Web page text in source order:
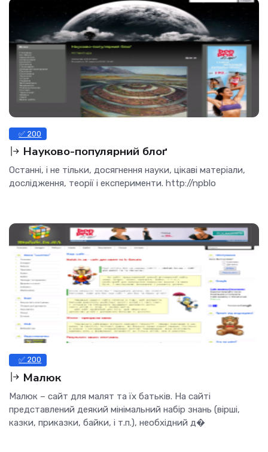
✅ 200
Науково-популярний блоґ
Останні, і не тільки, досягнення науки, цікаві матеріали,
дослідження, теорії і експерименти. http://npblo
✅ 200
Малюк
Малюк – сайт для малят та їх батьків. На сайті
представлений деякий мінімальний набір знань (вірші,
казки, приказки, байки, і т.п.), необхідний д�